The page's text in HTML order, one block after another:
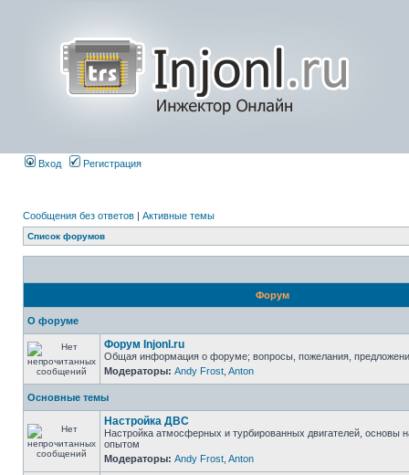
Вход Регистрация
Сообщения без ответов | Активные темы
Список форумов
Форум
О форуме
Форум Injonl.ru
Общая информация о форуме; вопросы, пожелания,
Модераторы: Andy Frost Anton
Основные темы
Настройка ДВС
Настройка атмосферных и турбированных двигателей, основы
опытом
Модераторы: Andy Frost Anton